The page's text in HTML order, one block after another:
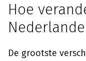
Hoe
De grootste